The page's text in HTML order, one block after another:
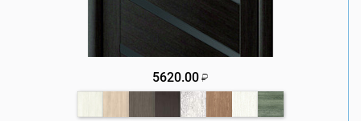
5620.00 ₽